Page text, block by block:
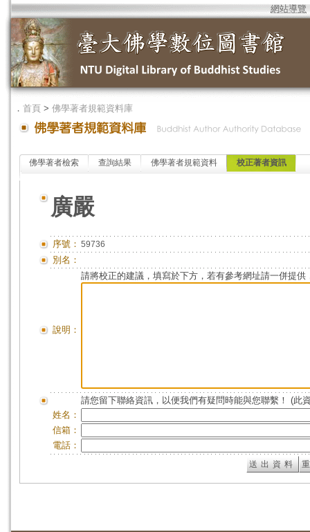
網站導覽
． 首頁 > 佛學著者規範資料庫
佛學著者檢索 查詢結果 佛學著者規範資料 校正著者資訊
廣嚴
序號： 59736
別名：
說明：
請將校正的建議，填寫於下方，若有參考網址請一併提供
請您留下聯絡資訊，以便我們有疑問時能與您聯繫！ (此
姓名：
信箱：
電話：